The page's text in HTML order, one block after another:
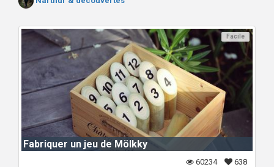
Facile
Fabriquer un jeu de Mölkky
638
60234